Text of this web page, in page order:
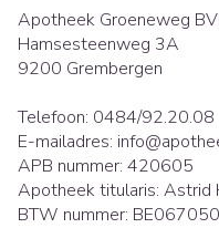
Apotheek Groeneweg
Hamsesteenweg 3A
9200 Grembergen
Telefoon: 0484/92.20.08
E-mailadres: info@
APB nummer: 420605
Apotheek titularis: Astrid
BTW nummer: